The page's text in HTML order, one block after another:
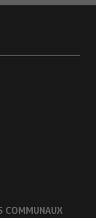
COMMUNAUX